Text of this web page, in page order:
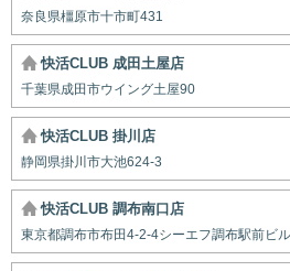
奈良県橿原市十市町431
快活CLUB 成田土屋店
千葉県成田市ウイング土屋90
快活CLUB 掛川店
静岡県掛川市大池624-3
快活CLUB 調布南口店
東京都調布市布田4-2-4シーエフ調布駅前ビ